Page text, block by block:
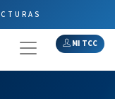
MI TCC